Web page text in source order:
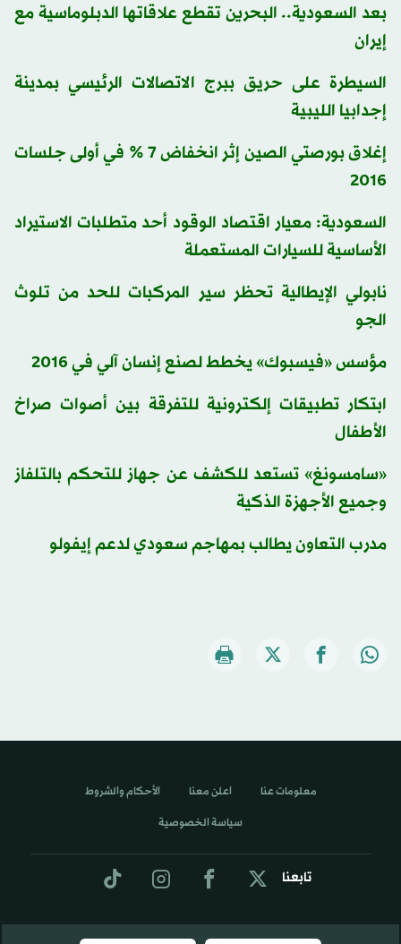
بعد السعودية.. البحرين تقطع علاقاتها الدبلوماسية مع
إيران
السيطرة على حريق ببرج الاتصالات الرئيسي بمدينة
إجدابيا الليبية
إغلاق بورصتي الصين إثر انخفاض 7 % في أولى جلسات
2016
السعودية: معيار اقتصاد الوقود أحد متطلبات الاستيراد
الأساسية للسيارات المستعملة
نابولي الإيطالية تحظر سير المركبات للحد من تلوث
الجو
مؤسس «فيسبوك» يخطط لصنع إنسان آلي في 2016
ابتكار تطبيقات إلكترونية للتفرقة بين أصوات صراخ
الأطفال
«سامسونغ» تستعد للكشف عن جهاز للتحكم بالتلفاز
وجميع الأجهزة الذكية
مدرب التعاون يطالب بمهاجم سعودي لدعم إيفولو
تابعنا
معلومات عنا اعلن معنا الأحكام والشروط
سياسة الخصوصية